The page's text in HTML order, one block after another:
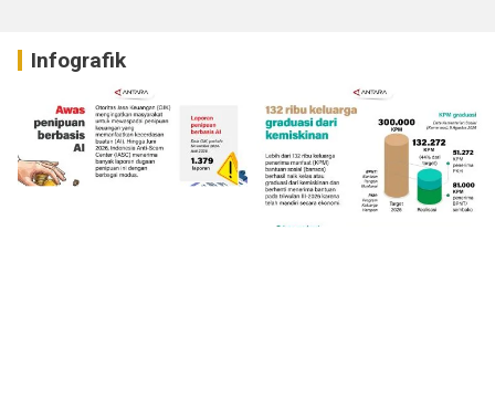
Infografik